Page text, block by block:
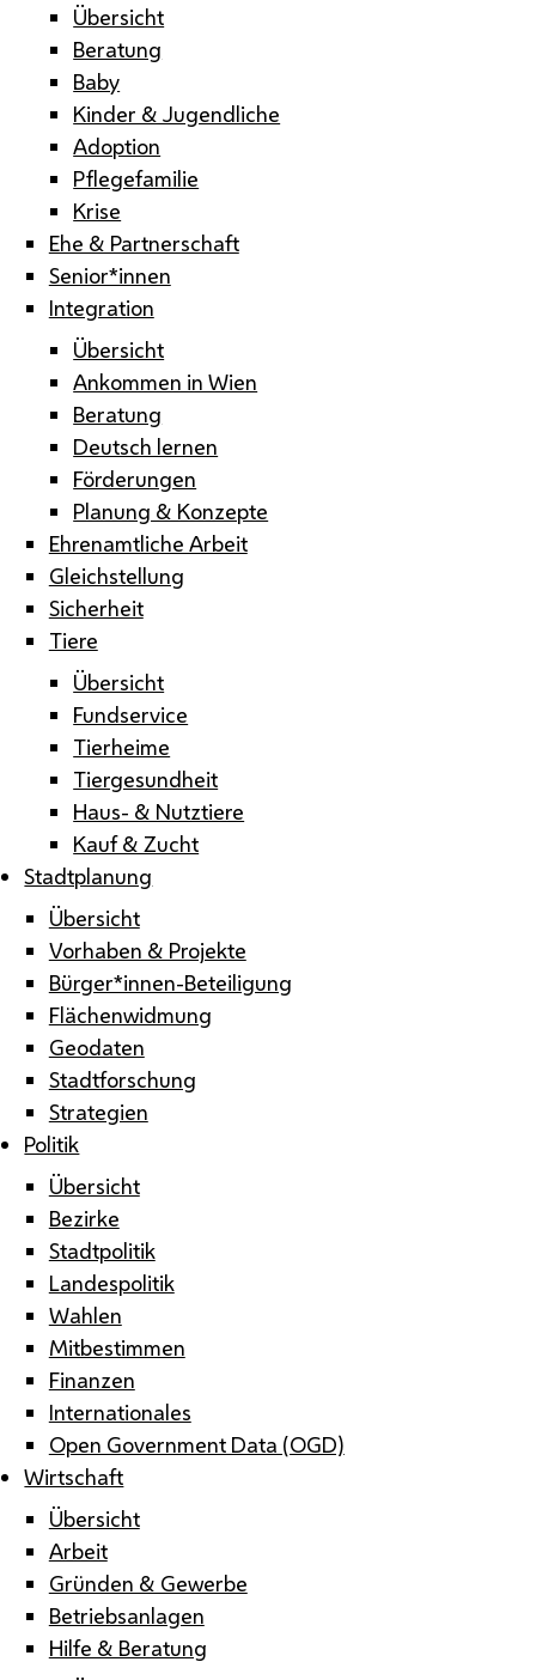
Übersicht
Beratung
Baby
Kinder & Jugendliche
Adoption
Pflegefamilie
Krise
Ehe & Partnerschaft
Senior*innen
Integration
Übersicht
Ankommen in Wien
Beratung
Deutsch lernen
Förderungen
Planung & Konzepte
Ehrenamtliche Arbeit
Gleichstellung
Sicherheit
Tiere
Übersicht
Fundservice
Tierheime
Tiergesundheit
Haus- & Nutztiere
Kauf & Zucht
Stadtplanung
Übersicht
Vorhaben & Projekte
Bürger*innen-Beteiligung
Flächenwidmung
Geodaten
Stadtforschung
Strategien
Politik
Übersicht
Bezirke
Stadtpolitik
Landespolitik
Wahlen
Mitbestimmen
Finanzen
Internationales
Open Government Data (OGD)
Wirtschaft
Übersicht
Arbeit
Gründen & Gewerbe
Betriebsanlagen
Hilfe & Beratung